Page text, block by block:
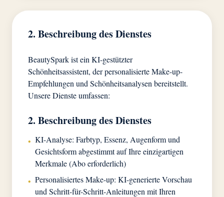
2. Beschreibung des Dienstes
BeautySpark ist ein KI-gestützter
Schönheitsassistent, der personalisierte Make-up-
Empfehlungen und Schönheitsanalysen bereitstellt.
Unsere Dienste umfassen:
2. Beschreibung des Dienstes
• KI-Analyse: Farbtyp, Essenz, Augenform und
Gesichtsform abgestimmt auf Ihre einzigartigen
Merkmale (Abo erforderlich)
• Personalisiertes Make-up: KI-generierte Vorschau
und Schritt-für-Schritt-Anleitungen mit Ihren